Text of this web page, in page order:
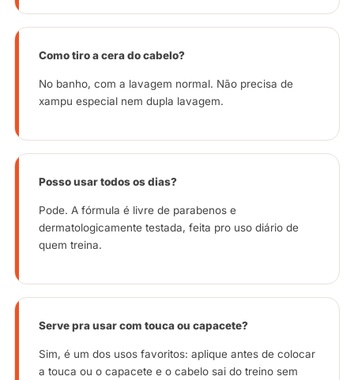
Como tiro a cera do cabelo?
No banho, com a lavagem normal. Não precisa de
xampu especial nem dupla lavagem.
Posso usar todos os dias?
Pode. A fórmula é livre de parabenos e
dermatologicamente testada, feita pro uso diário de
quem treina.
Serve pra usar com touca ou capacete?
Sim, é um dos usos favoritos: aplique antes de colocar
a touca ou o capacete e o cabelo sai do treino sem